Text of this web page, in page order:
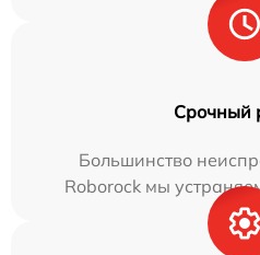
Срочный
Большинство
Roborock мы